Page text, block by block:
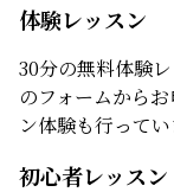
体験レッスン
30分の無料体験
のフォームから
ン体験も行ってい
初心者レッスン